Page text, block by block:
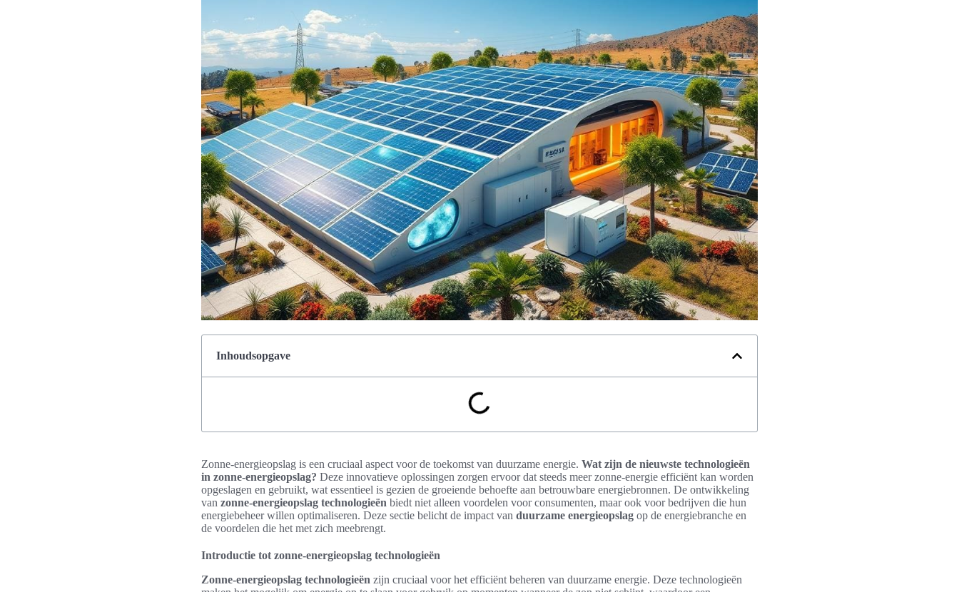
Inhoudsopgave
Zonne-energieopslag is een cruciaal aspect voor de toekomst van duurzame energie. Wat zijn de nieuwste technologieën
in zonne-energieopslag? Deze innovatieve oplossingen zorgen ervoor dat steeds meer zonne-energie efficiënt kan worden
opgeslagen en gebruikt, wat essentieel is gezien de groeiende behoefte aan betrouwbare energiebronnen. De ontwikkeling
van zonne-energieopslag technologieën biedt niet alleen voordelen voor consumenten, maar ook voor bedrijven die hun
energiebeheer willen optimaliseren. Deze sectie belicht de impact van duurzame energieopslag op de energiebranche en
de voordelen die het met zich meebrengt.
Introductie tot zonne-energieopslag technologieën
Zonne-energieopslag technologieën zijn cruciaal voor het efficiënt beheren van duurzame energie. Deze technologieën